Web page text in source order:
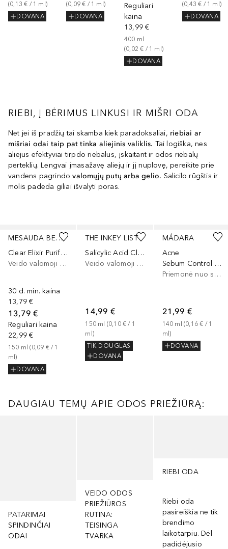
(0,13 € / 1 ml )
DOVANA
(0,09 € / 1 ml )
DOVANA
Reguliari
kaina
13,99 €
400 ml
(0,02 € / 1 ml )
DOVANA
(0,43 € / 1 ml )
DOVANA
RIEBI, Į BĖRIMUS LINKUSI IR MIŠRI ODA
Net jei iš pradžių tai skamba kiek paradoksaliai, riebiai ar
mišriai odai taip pat tinka aliejinis valiklis. Tai logiška, nes
aliejus efektyviai tirpdo riebalus, įskaitant ir odos riebalų
perteklių. Lengvai įmasažavę aliejų ir jį nuplovę, pereikite prie
vandens pagrindovalomųjų putų arba gelio. Salicilo rūgštis ir
molis padeda giliai išvalyti poras.
MESAUDA BEAUTY
Clear Elixir Purifying Cleansing Gel
Veido valomoji želė
30 d. min. kaina
13,79 €
13,79 €
Reguliari kaina
22,99 €
150 ml (0,09 € / 1
ml)
DOVANA
THE INKEY LIST
Salicylic Acid Cleanser
Veido valomoji želė
14,99 €
150 ml (0,10 € / 1
ml )
TIK DOUGLAS
DOVANA
MÁDARA
Acne
Sebum Control Clear Skin Wash
Priemonė nuo spuogų
21,99 €
140 ml (0,16 € / 1
ml)
DOVANA
DAUGIAU TEMŲ APIE ODOS PRIEŽIŪRĄ:
PATARIMAI
SPINDINČIAI
ODAI
VEIDO ODOS
PRIEŽIŪROS
RUTINA:
TEISINGA
TVARKA
RIEBI ODA
Riebi oda
pasireiškia ne tik
brendimo
laikotarpiu. Dėl
padidėjusio